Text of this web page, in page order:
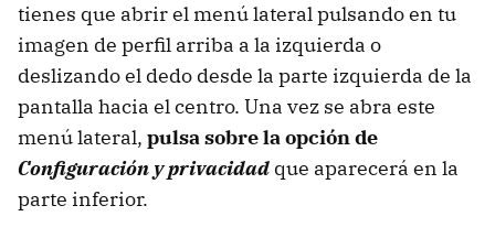
tienes que abrir el menú lateral pulsando en tu
imagen de perfil arriba a la izquierda o
deslizando el dedo desde la parte izquierda de la
pantalla hacia el centro. Una vez se abra este
menú lateral, pulsa sobre la opción de
Configuración y privacidad que aparecerá en la
parte inferior.